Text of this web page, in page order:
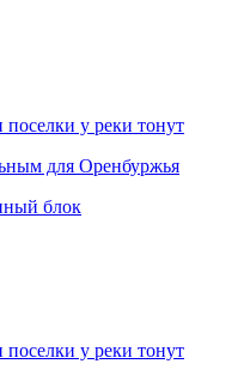
у реки тонут
для Оренбуржья
блок
у реки тонут